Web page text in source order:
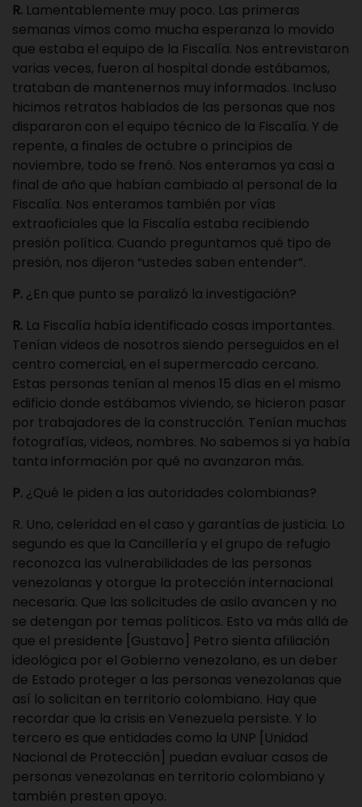
R. Lamentablemente muy poco. Las primeras
semanas vimos como mucha esperanza lo movido
que estaba el equipo de la Fiscalía. Nos entrevistaron
varias veces, fueron al hospital donde estábamos,
trataban de mantenernos muy informados. Incluso
hicimos retratos hablados de las personas que nos
dispararon con el equipo técnico de la Fiscalía. Y de
repente, a finales de octubre o principios de
noviembre, todo se frenó. Nos enteramos ya casi a
final de año que habían cambiado al personal de la
Fiscalía. Nos enteramos también por vías
extraoficiales que la Fiscalía estaba recibiendo
presión política. Cuando preguntamos qué tipo de
presión, nos dijeron “ustedes saben entender”.
P. ¿En que punto se paralizó la investigación?
R. La Fiscalía había identificado cosas importantes.
Tenían videos de nosotros siendo perseguidos en el
centro comercial, en el supermercado cercano.
Estas personas tenían al menos 15 días en el mismo
edificio donde estábamos viviendo, se hicieron pasar
por trabajadores de la construcción. Tenían muchas
fotografías, videos, nombres. No sabemos si ya había
tanta información por qué no avanzaron más.
P. ¿Qué le piden a las autoridades colombianas?
R. Uno, celeridad en el caso y garantías de justicia. Lo
segundo es que la Cancillería y el grupo de refugio
reconozca las vulnerabilidades de las personas
venezolanas y otorgue la protección internacional
necesaria. Que las solicitudes de asilo avancen y no
se detengan por temas políticos. Esto va más allá de
que el presidente [Gustavo] Petro sienta afiliación
ideológica por el Gobierno venezolano, es un deber
de Estado proteger a las personas venezolanas que
así lo solicitan en territorio colombiano. Hay que
recordar que la crisis en Venezuela persiste. Y lo
tercero es que entidades como la UNP [Unidad
Nacional de Protección] puedan evaluar casos de
personas venezolanas en territorio colombiano y
también presten apoyo.